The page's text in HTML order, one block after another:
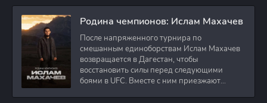
Родина чемпионов: Ислам Махачев
После напряженного турнира по
смешанным единоборствам Ислам Махачев
возвращается в Дагестан, чтобы
восстановить силы перед следующими
боями в UFC. Вместе с ним приезжают